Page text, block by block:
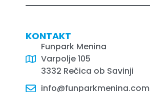
KONTAKT
Funpark Menina
Varpolje 105
3332 Rečica ob Savinji
info@funparkmenina.com